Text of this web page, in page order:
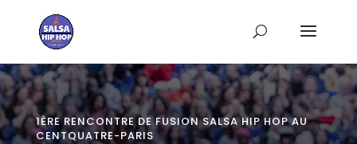
1ÈRE RENCONTRE DE FUSION SALSA HIP HOP AU
CENTQUATRE-PARIS